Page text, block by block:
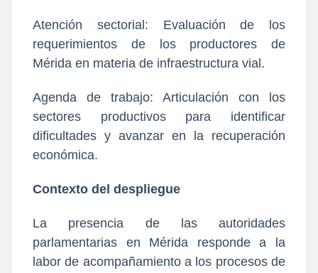
Atención sectorial: Evaluación de los
requerimientos de los productores de
Mérida en materia de infraestructura vial.
Agenda de trabajo: Articulación con los
sectores productivos para identificar
dificultades y avanzar en la recuperación
económica.
Contexto del despliegue
La presencia de las autoridades
parlamentarias en Mérida responde a la
labor de acompañamiento a los procesos de